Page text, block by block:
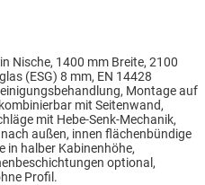
Nische, 1400 mm Breite, 2100
(ESG) 8 mm, EN 14428
Montage auf
mit Seitenwand,
mit Hebe-Senk-Mechanik,
außen, innen flächenbündige
in halber Kabinenhöhe,
optional,
Profil.